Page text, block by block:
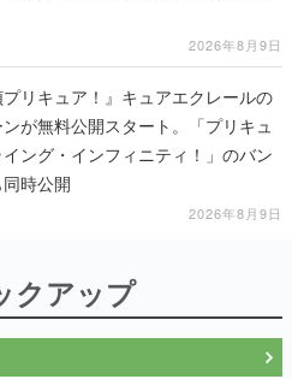
2026年8月9日
プリキュア！』キュアエクレールの
が無料公開スタート。「プリキュ
ング・インフィニティ！」のバン
時公開
2026年8月9日
クアップ